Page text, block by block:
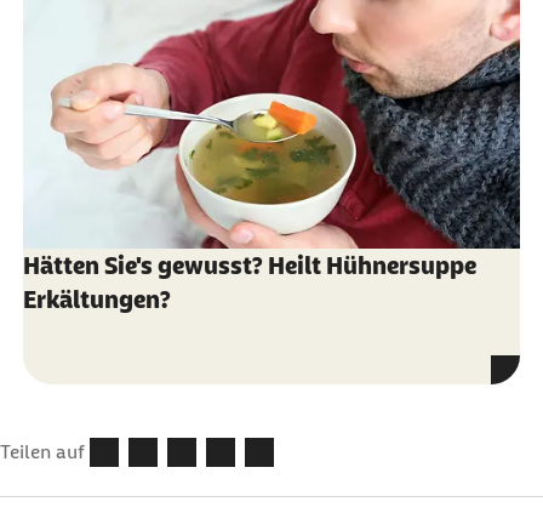
Hätten Sie's gewusst? Heilt Hühnersuppe
Erkältungen?
Teilen auf